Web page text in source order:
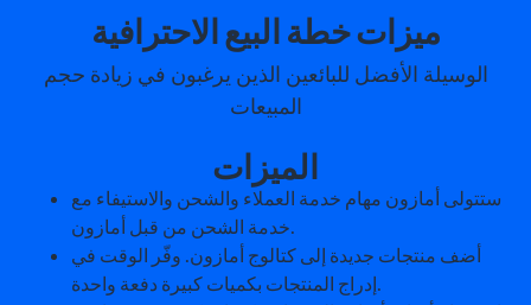
ميزات خطة البيع الاحترافية
الوسيلة الأفضل للبائعين الذين يرغبون في زيادة حجم
المبيعات
الميزات
ستتولى أمازون مهام خدمة العملاء والشحن والاستيفاء مع
خدمة الشحن من قبل أمازون.
أضف منتجات جديدة إلى كتالوج أمازون. وفّر الوقت في
إدراج المنتجات بكميات كبيرة دفعة واحدة.